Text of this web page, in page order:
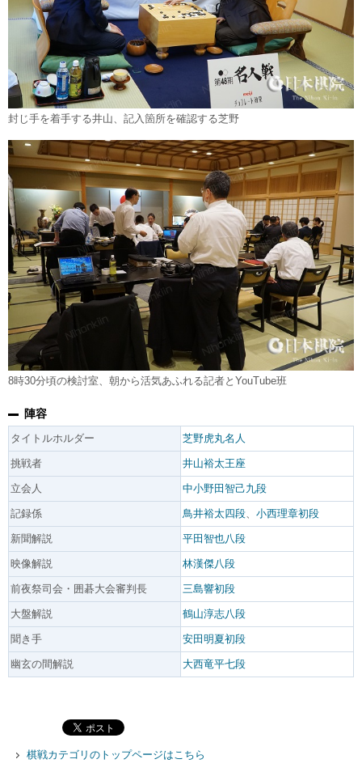
封じ手を着手する井山、記入箇所を確認する芝野
8時30分頃の検討室、朝から活気あふれる記者とYouTube班
陣容
タイトルホルダー
芝野虎丸名人
挑戦者 井山裕太王座
立会人 中小野田智己九段
記録係 鳥井裕太四段、 小西理章初段
新聞解説 平田智也八段
映像解説 林漢傑八段
前夜祭司会・囲碁大会審判長 三島響初段
大盤解説 鶴山淳志八段
聞き手 安田明夏初段
幽玄の間解説 大西竜平七段
棋戦カテゴリのトップページはこちら